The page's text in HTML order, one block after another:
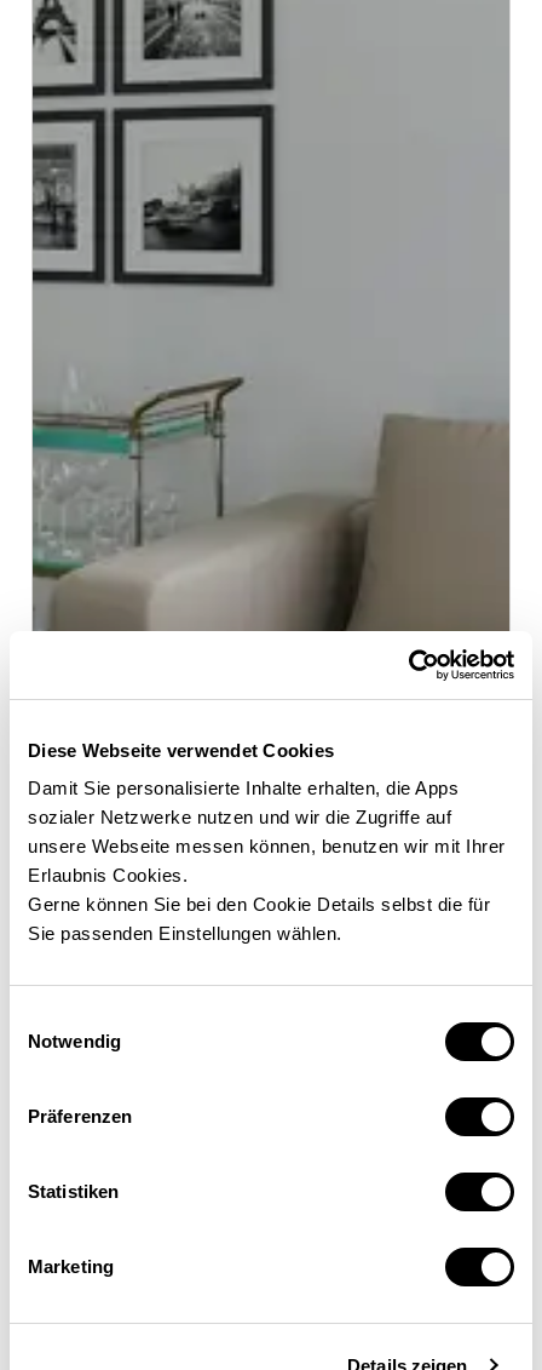
Diese Webseite verwendet Cookies
Damit Sie personalisierte Inhalte erhalten, die Apps
sozialer Netzwerke nutzen und wir die Zugriffe auf
unsere Webseite messen können, benutzen wir mit Ihrer
Erlaubnis Cookies.
Gerne können Sie bei den Cookie Details selbst die für
Sie passenden Einstellungen wählen.
Notwendig
Präferenzen
Statistiken
Marketing
Details zeigen
60 Tage Geld-zurück-Garantie
Österreich